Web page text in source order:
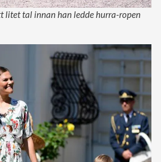
litet tal innan han ledde hurra-ropen